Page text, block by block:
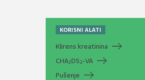
KORISNI ALATI
Klirens kreatinina
CHA2DS2-VA
Pušenje